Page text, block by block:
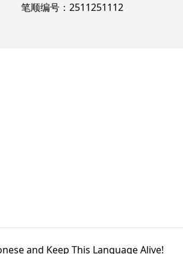
笔顺编号：2511251112
and Keep This Language Alive!